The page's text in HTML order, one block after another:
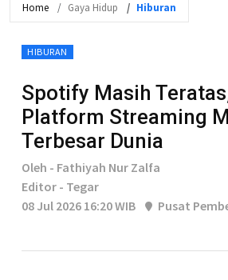
Home Gaya Hidup Hiburan
HIBURAN
Spotify Masih
Platform Streaming
Terbesar Dunia
Oleh - Fathiyah Nur Zalfa
Editor - Tegar
08 Jul 2026 16:20 WIB
Pusat